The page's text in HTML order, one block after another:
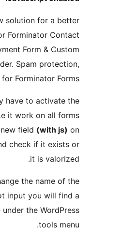
I’m try a new solution for
honeypot for Forminator
Form, Payment Form &
Form Builder. Spam
anti-spam for Forminator
You only have to
plugin to make it work on all
Plugin add a new field
your forms and check if it
To change the
honeypot input you
settings page under the